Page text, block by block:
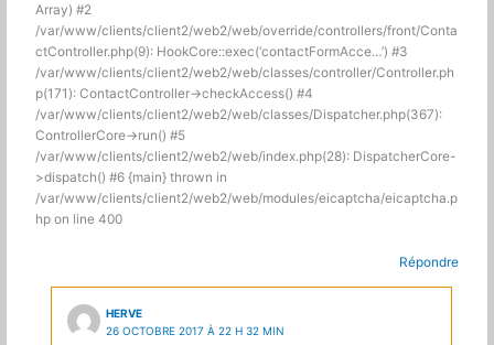
Array) #2
/var/www/clients/client2/web2/web/override/controllers/front/Conta
ctController.php(9): HookCore::exec(‘contactFormAcce…’) #3
/var/www/clients/client2/web2/web/classes/controller/Controller.ph
p(171): ContactController->checkAccess() #4
/var/www/clients/client2/web2/web/classes/Dispatcher.php(367):
ControllerCore->run() #5
/var/www/clients/client2/web2/web/index.php(28): DispatcherCore-
>dispatch() #6 {main} thrown in
/var/www/clients/client2/web2/web/modules/eicaptcha/eicaptcha.p
hp on line 400
Répondre
HERVE
26 OCTOBRE 2017 À 22 H 32 MIN